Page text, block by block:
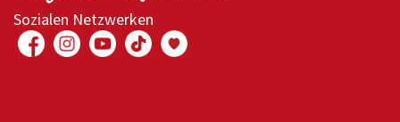
Sozialen Netzwerken